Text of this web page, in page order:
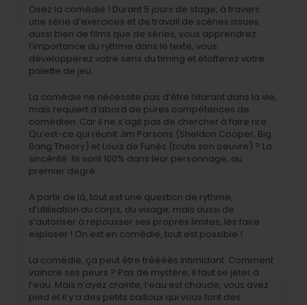
Osez la comédie ! Durant 5 jours de stage, à travers
une série d’exercices et de travail de scènes issues
aussi bien de films que de séries, vous apprendrez
l’importance du rythme dans le texte, vous
développerez votre sens du timing et étofferez votre
palette de jeu.
La comédie ne nécessite pas d’être hilarant dans la vie,
mais requiert d’abord de pures compétences de
comédien. Car il ne s’agit pas de chercher à faire rire.
Qu’est-ce qui réunit Jim Parsons (Sheldon Cooper, Big
Bang Theory) et Louis de Funès (toute son oeuvre) ? La
sincérité. Ils sont 100% dans leur personnage, au
premier degré.
A partir de là, tout est une question de rythme,
d’utilisation du corps, du visage, mais aussi de
s’autoriser à repousser ses propres limites, les faire
exploser ! On est en comédie, tout est possible !
La comédie, ça peut être trèèèès intimidant. Comment
vaincre ses peurs ? Pas de mystère, il faut se jeter à
l’eau. Mais n’ayez crainte, l’eau est chaude, vous avez
pied et il y a des petits cailloux qui vous font des